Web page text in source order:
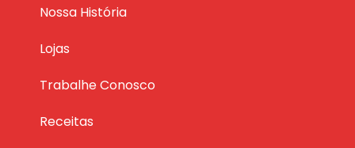
Nossa História
Lojas
Trabalhe Conosco
Receitas